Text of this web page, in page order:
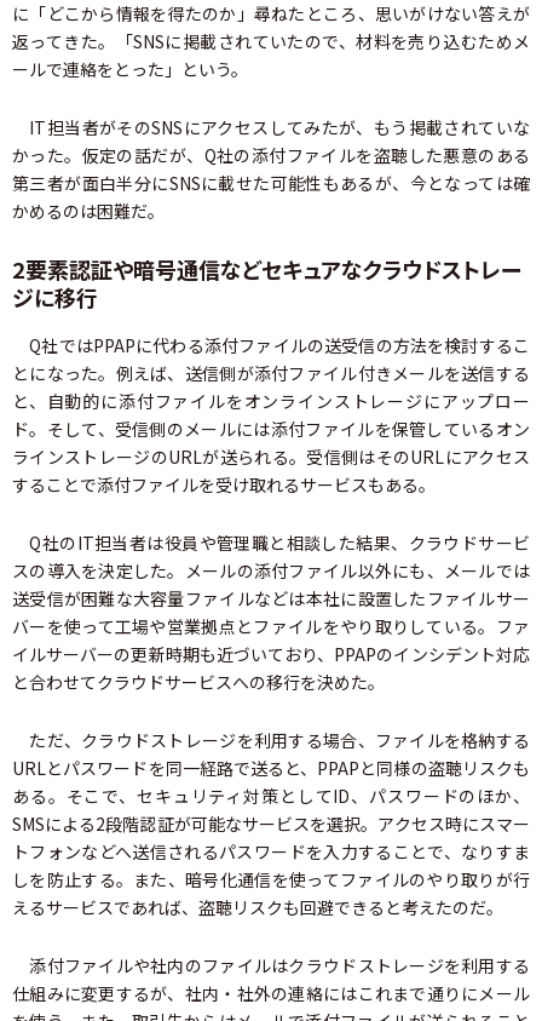
に「どこから情報を得たのか」尋ねたところ、思いがけない答えが
返ってきた。「SNSに掲載されていたので、材料を売り込むためメ
ールで連絡をとった」という。
IT担当者がそのSNSにアクセスしてみたが、もう掲載されていな
かった。仮定の話だが、Q社の添付ファイルを盗聴した悪意のある
第三者が面白半分にSNSに載せた可能性もあるが、今となっては確
かめるのは困難だ。
2要素認証や暗号通信などセキュアなクラウドストレー
ジに移行
Q社ではPPAPに代わる添付ファイルの送受信の方法を検討するこ
とになった。例えば、送信側が添付ファイル付きメールを送信する
と、自動的に添付ファイルをオンラインストレージにアップロー
ド。そして、受信側のメールには添付ファイルを保管しているオン
ラインストレージのURLが送られる。受信側はそのURLにアクセス
することで添付ファイルを受け取れるサービスもある。
Q社のIT担当者は役員や管理職と相談した結果、クラウドサービ
スの導入を決定した。メールの添付ファイル以外にも、メールでは
送受信が困難な大容量ファイルなどは本社に設置したファイルサー
バーを使って工場や営業拠点とファイルをやり取りしている。ファ
イルサーバーの更新時期も近づいており、PPAPのインシデント対応
と合わせてクラウドサービスへの移行を決めた。
ただ、クラウドストレージを利用する場合、ファイルを格納する
URLとパスワードを同一経路で送ると、PPAPと同様の盗聴リスクも
ある。そこで、セキュリティ対策としてID、パスワードのほか、
SMSによる2段階認証が可能なサービスを選択。アクセス時にスマー
トフォンなどへ送信されるパスワードを入力することで、なりすま
しを防止する。また、暗号化通信を使ってファイルのやり取りが行
えるサービスであれば、盗聴リスクも回避できると考えたのだ。
添付ファイルや社内のファイルはクラウドストレージを利用する
仕組みに変更するが、社内・社外の連絡にはこれまで通りにメール